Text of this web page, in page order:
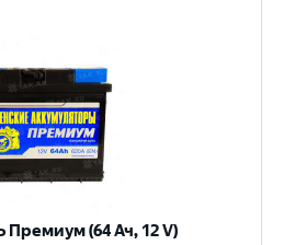
(64 Ач, 12 V)